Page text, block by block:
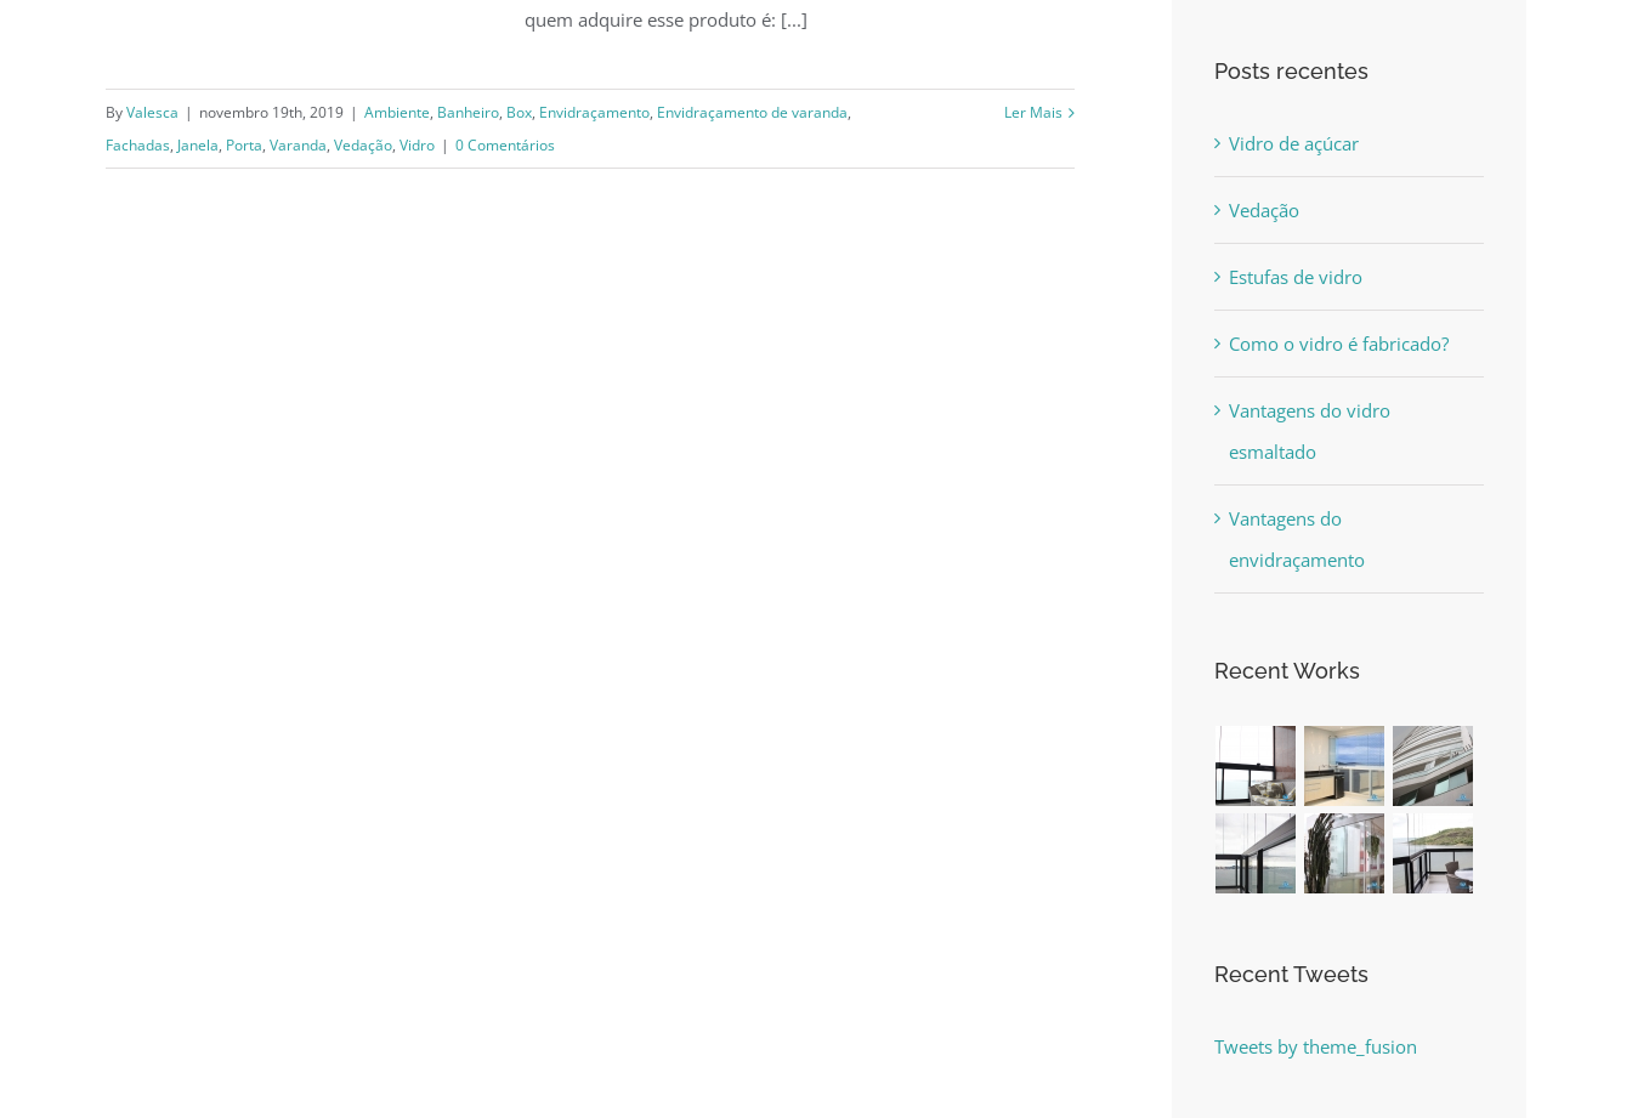
temperado
quem adquire esse produto é: [...]
ByValesca | novembro 19th, 2019 | Ambiente, Banheiro, Box, Envidraçamento, Envidraçamento de varanda,
Fachadas, Janela, Porta, Varanda, Vedação, Vidro | 0 Comentários
Ler Mais
Posts recentes
Vidro de açúcar
Vedação
Estufas de vidro
Como o vidro é fabricado?
Vantagens do vidro
esmaltado
Vantagens do
envidraçamento
Recent Works
Recent Tweets
Tweets by theme_fusion